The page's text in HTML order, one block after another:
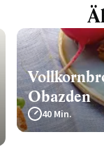
Obazden
40 Min.